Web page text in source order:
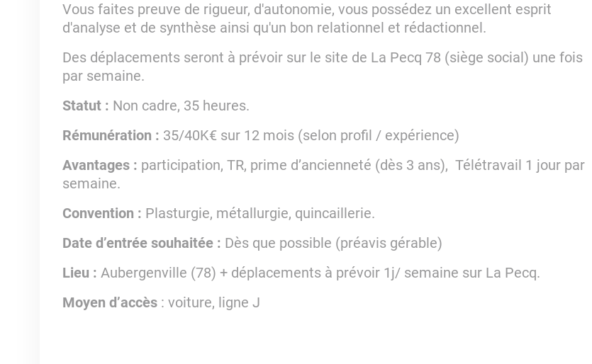
Vous faites preuve de rigueur, d'autonomie, vous possédez un excellent esprit
d'analyse et de synthèse ainsi qu'un bon relationnel et rédactionnel.
Des déplacements seront à prévoir sur le site de La Pecq 78 (siège social) une fois
par semaine.
Statut : Non cadre, 35 heures.
Rémunération : 35/40K€ sur 12 mois (selon profil / expérience)
Avantages : participation, TR, prime d’ancienneté (dès 3 ans), Télétravail 1 jour par
semaine.
Convention : Plasturgie, métallurgie, quincaillerie.
Date d’entrée souhaitée : Dès que possible (préavis gérable)
Lieu : Aubergenville (78) + déplacements à prévoir 1j/ semaine sur La Pecq.
Moyen d’accès : voiture, ligne J